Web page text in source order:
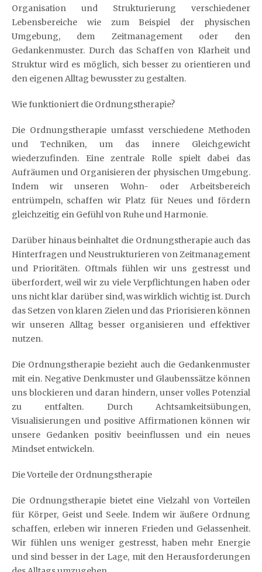
Organisation und Strukturierung verschiedener
Lebensbereiche wie zum Beispiel der physischen
Umgebung, dem Zeitmanagement oder den
Gedankenmuster. Durch das Schaffen von Klarheit und
Struktur wird es möglich, sich besser zu orientieren und
den eigenen Alltag bewusster zu gestalten.
Wie funktioniert die Ordnungstherapie?
Die Ordnungstherapie umfasst verschiedene Methoden
und Techniken, um das innere Gleichgewicht
wiederzufinden. Eine zentrale Rolle spielt dabei das
Aufräumen und Organisieren der physischen Umgebung.
Indem wir unseren Wohn- oder Arbeitsbereich
entrümpeln, schaffen wir Platz für Neues und fördern
gleichzeitig ein Gefühl von Ruhe und Harmonie.
Darüber hinaus beinhaltet die Ordnungstherapie auch das
Hinterfragen und Neustrukturieren von Zeitmanagement
und Prioritäten. Oftmals fühlen wir uns gestresst und
überfordert, weil wir zu viele Verpflichtungen haben oder
uns nicht klar darüber sind, was wirklich wichtig ist. Durch
das Setzen von klaren Zielen und das Priorisieren können
wir unseren Alltag besser organisieren und effektiver
nutzen.
Die Ordnungstherapie bezieht auch die Gedankenmuster
mit ein. Negative Denkmuster und Glaubenssätze können
uns blockieren und daran hindern, unser volles Potenzial
zu entfalten. Durch Achtsamkeitsübungen,
Visualisierungen und positive Affirmationen können wir
unsere Gedanken positiv beeinflussen und ein neues
Mindset entwickeln.
Die Vorteile der Ordnungstherapie
Die Ordnungstherapie bietet eine Vielzahl von Vorteilen
für Körper, Geist und Seele. Indem wir äußere Ordnung
schaffen, erleben wir inneren Frieden und Gelassenheit.
Wir fühlen uns weniger gestresst, haben mehr Energie
und sind besser in der Lage, mit den Herausforderungen